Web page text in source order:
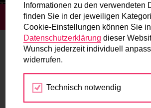
Routenplaner
Mit dem Fahrrad in Wien unterwegs?
beste Route.
Wunschbox
Sie haben ein Anliegen zum Radverkehr?
STARTSEITE TERMINE APPLAUS
19.
SEP
2018
Informationen zu den verwendeten
finden Sie in der jeweiligen
Cookie-Einstellungen können Sie
Datenschutzerklärung dieser
Wunsch jederzeit individuell
widerrufen.
Technisch notwendig